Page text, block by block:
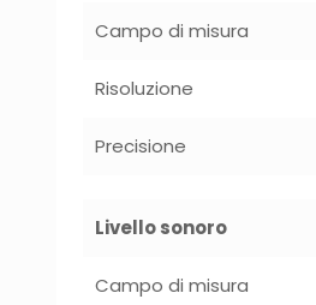
Campo di misura
Risoluzione
Precisione
Livello sonoro
Campo di misura